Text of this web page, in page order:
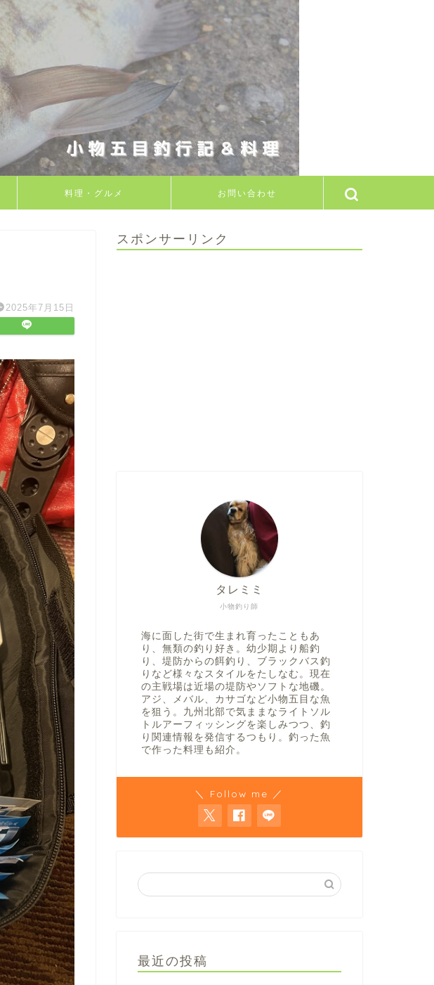
料理・グルメ お問い合わせ
2025年7月15日
スポンサーリンク
小物釣り師
タレミミ
海に面した街で生まれ育ったこともあ
り、無類の釣り好き。幼少期より船釣
り、堤防からの餌釣り、ブラックバス釣
りなど様々なスタイルをたしなむ。現在
の主戦場は近場の堤防やソフトな地磯。
アジ、メバル、カサゴなど小物五目な魚
を狙う。九州北部で気ままなライトソル
トルアーフィッシングを楽しみつつ、釣
り関連情報を発信するつもり。釣った魚
で作った料理も紹介。
＼ Follow me ／
最近の投稿